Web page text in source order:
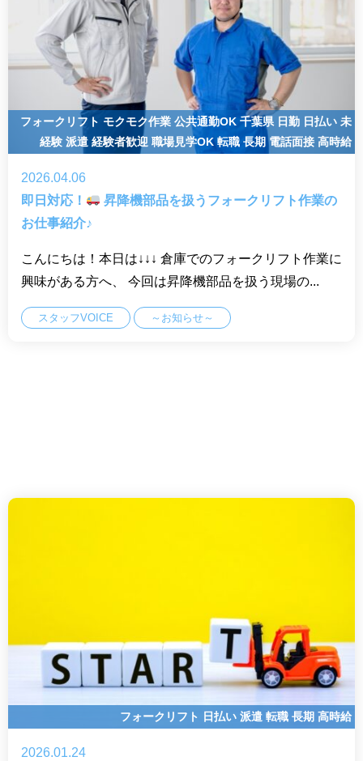
フォークリフト モクモク作業 公共通勤OK 千葉県 日勤 日払い 未
経験 派遣 経験者歓迎 職場見学OK転職 長期電話面接 高時給
2026.04.06
即日対応！
昇降機部品を扱うフォークリフト作業の
お仕事紹介♪
こんにちは！本日は↓↓↓ 倉庫でのフォークリフト作業に
興味がある方へ、 今回は昇降機部品を扱う現場の...
スタッフVOICE ～お知らせ～
フォークリフト 日払い 派遣 転職 長期 高時給
2026.01.24